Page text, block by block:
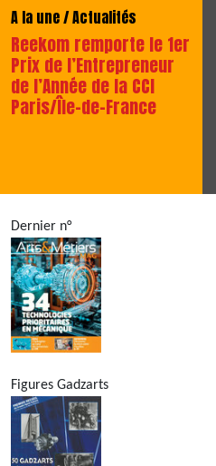
A la une / Actualités
Reekom remporte le 1er
Prix de l’Entrepreneur
de l’Année de la CCI
Paris/Île-de-France
Dernier n°
Figures Gadzarts